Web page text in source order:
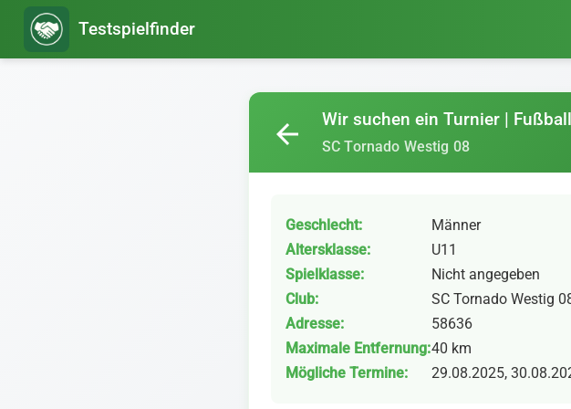
Testspielfinder
Wir suchen ein Turnier | Fußball
SC Tornado Westig 08
arrow_back
Geschlecht:
Männer
Altersklasse:
U11
Spielklasse:
Nicht angegeben
Club:
SC Tornado Westig
Adresse:
58636
Maximale Entfernung:40 km
Mögliche Termine:
29.08.2025,